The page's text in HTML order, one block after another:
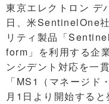
東京エレクトロン デ
日、米SentinelOne
リティ製品「
form」を利用する企
ンシデント対応を一
「MS1（マネージド
月1日より開始すると